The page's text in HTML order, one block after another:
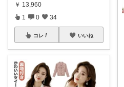
￥ 13,960
1 0 34
コレ いいね